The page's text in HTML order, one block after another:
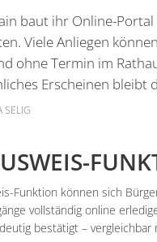
baut ihr Online-
Viele Anliegen
ohne Termin im
Erscheinen
SELIG
Funktion können sich
vollständig online
bestätigt –